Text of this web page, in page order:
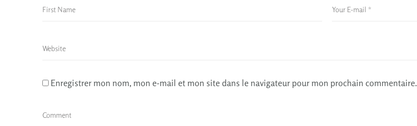
Enregistrer mon nom, mon e-mail et mon site dans le navigateur pour mon prochain commentaire.